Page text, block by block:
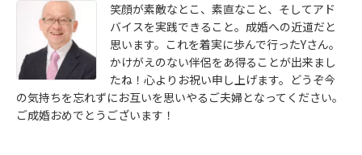
笑顔が素敵なとこ、素直なこと、そしてアド
バイスを実践できること。成婚への近道だと
思います。これを着実に歩んで行ったYさん。
かけがえのない伴侶をあ得ることが出来まし
たね！心よりお祝い申し上げます。どうぞ今
の気持ちを忘れずにお互いを思いやるご夫婦となってください。
ご成婚おめでとうございます！